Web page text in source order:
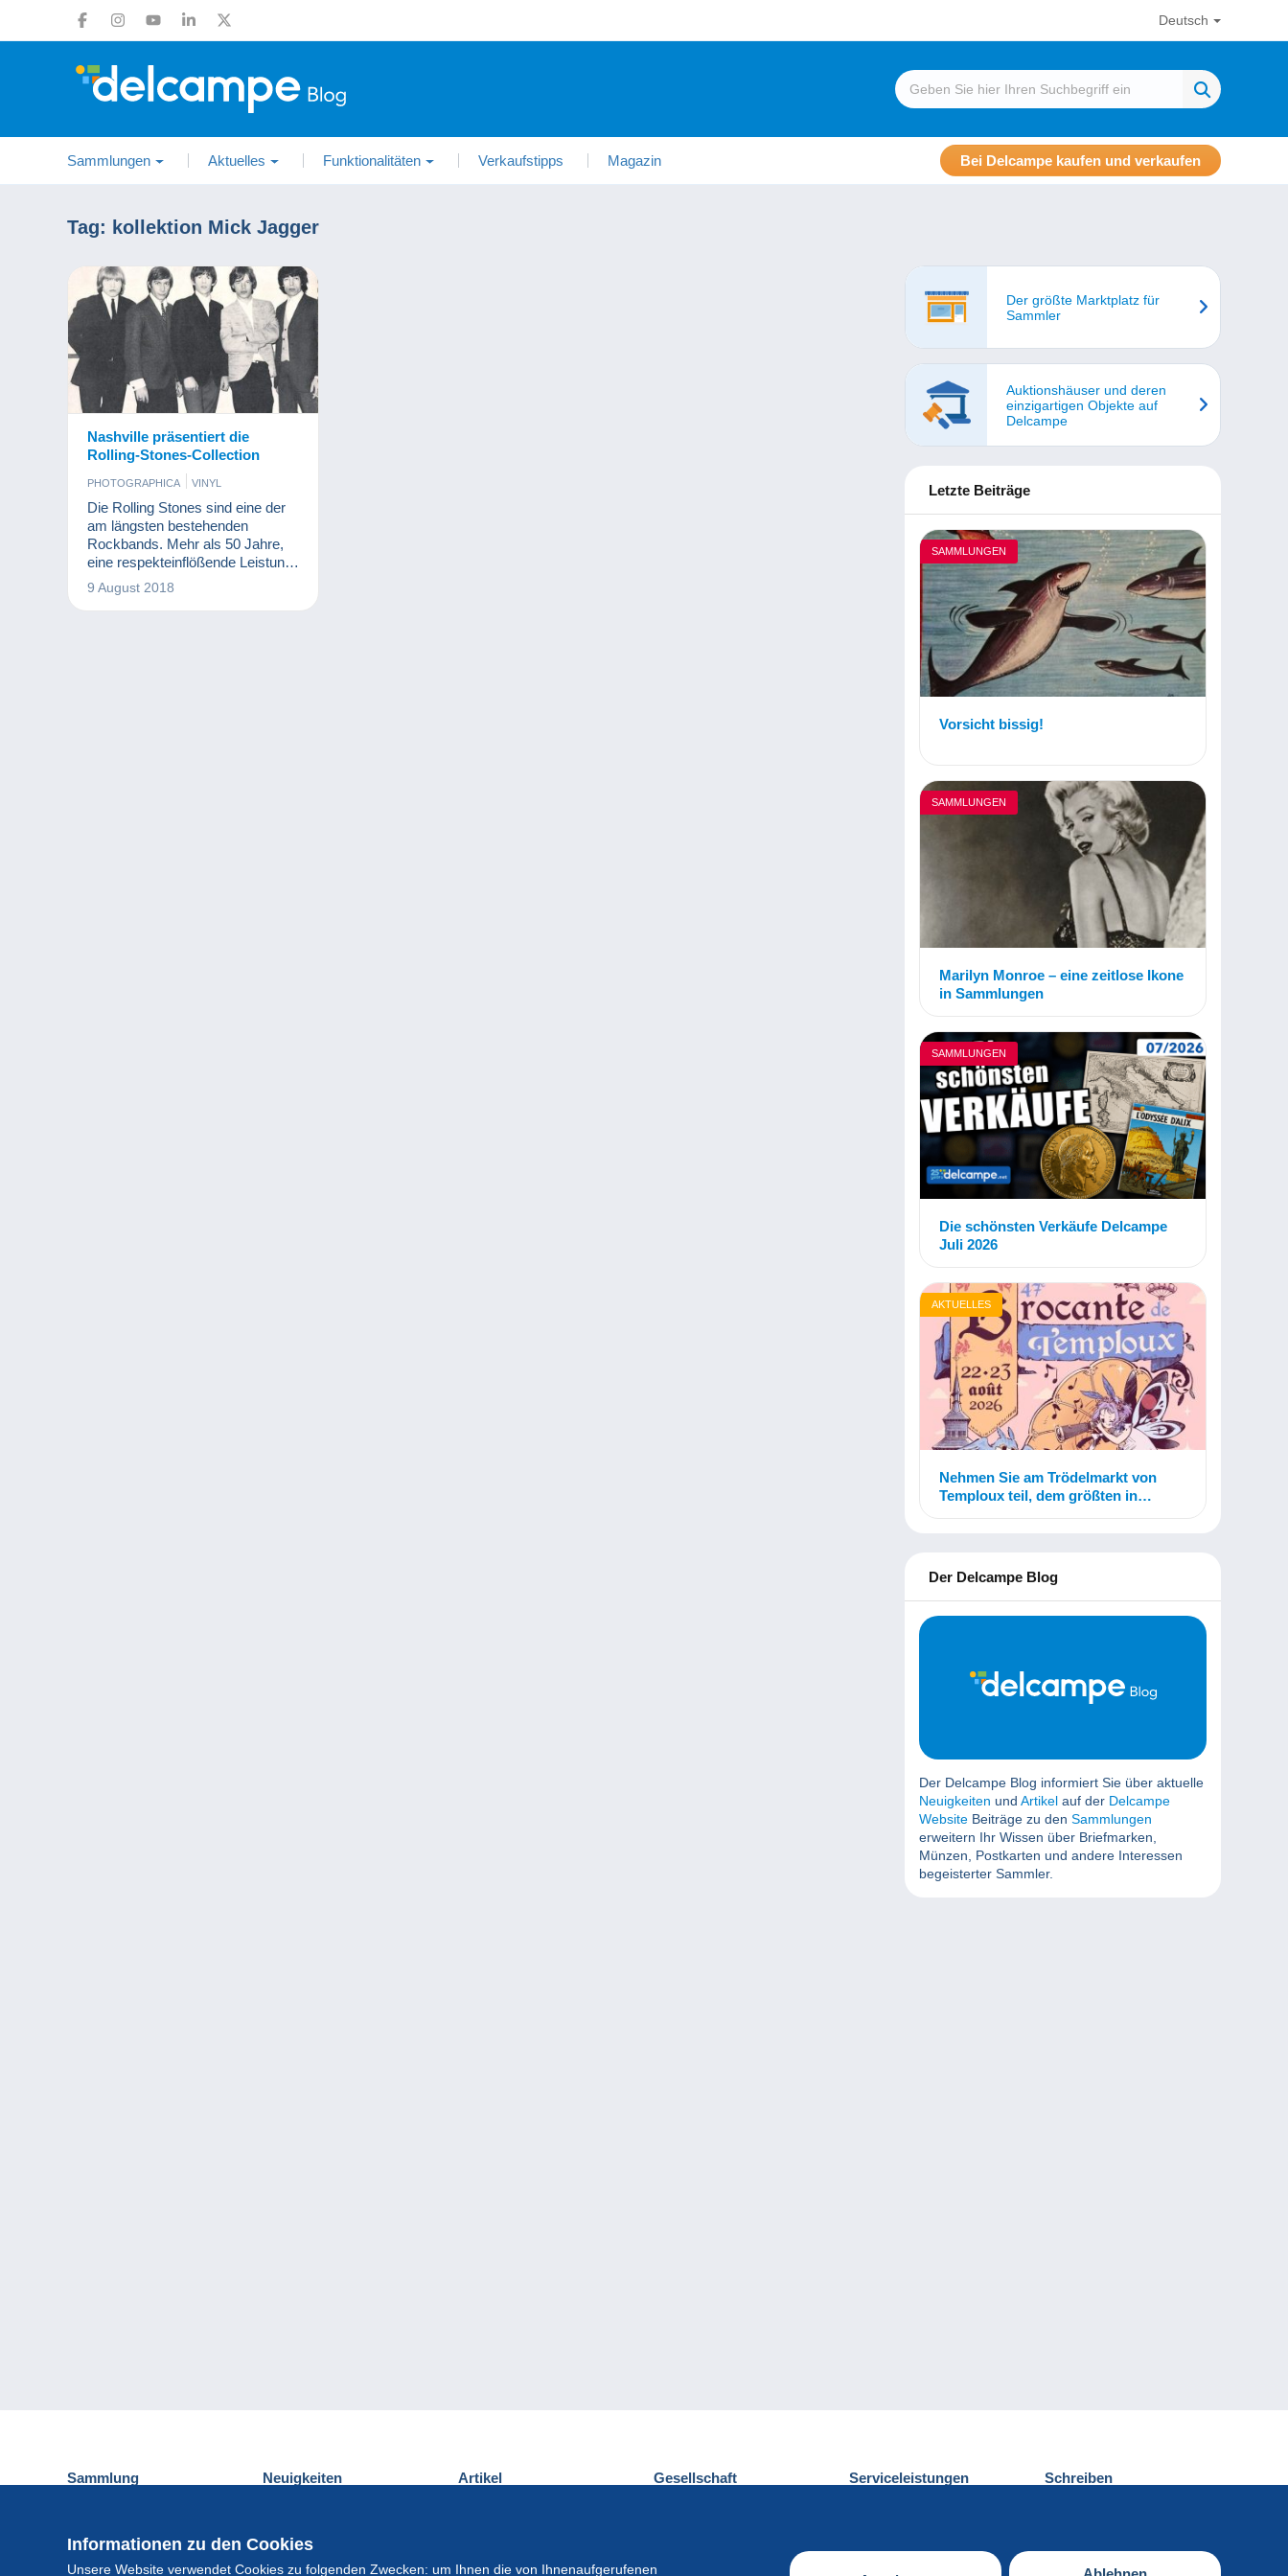
Deutsch
Sammlungen Aktuelles Funktionalitäten Verkaufstipps Magazin Bei Delcampe kaufen und verkaufen
Tag: kollektion Mick Jagger
Nashville präsentiert die
Rolling-Stones-Collection
PHOTOGRAPHICA VINYL
Die Rolling Stones sind eine der
am längsten bestehenden
Rockbands. Mehr als 50 Jahre,
eine respekteinflößende Leistung!
Seit Ende März läuft in Nashville
eine Ausstellung rund um den
9 August 2018
Der größte Marktplatz für
Sammler
Auktionshäuser und deren
einzigartigen Objekte auf
Delcampe
Letzte Beiträge
SAMMLUNGEN
Vorsicht bissig!
SAMMLUNGEN
Marilyn Monroe – eine zeitlose Ikone
in Sammlungen
SAMMLUNGEN
Die schönsten Verkäufe Delcampe
Juli 2026
AKTUELLES
Nehmen Sie am Trödelmarkt von
Temploux teil, dem größten in
Der Delcampe Blog
Der Delcampe Blog informiert Sie über aktuelle
Neuigkeiten und Artikel auf der Delcampe
Website Beiträge zu den Sammlungen
erweitern Ihr Wissen über Briefmarken,
Münzen, Postkarten und andere Interessen
begeisterter Sammler.
Informationen zu den Cookies
Unsere Website verwendet Cookies zu folgenden Zwecken: um Ihnen die von Ihnenaufgerufenen
Sammlung
Münzen und Banknoten
Neuigkeiten Artikel Gesellschaft Serviceleistungen Schreiben